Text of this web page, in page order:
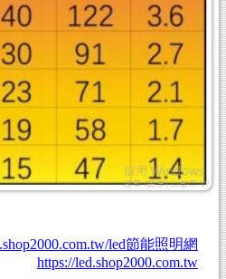
led節能照明網
https://led.shop2000.com.tw